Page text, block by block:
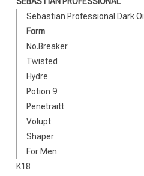
Sebastian Professional Dark Oil
Form
No.Breaker
Twisted
Hydre
Potion 9
Penetraitt
Volupt
Shaper
For Men
K18